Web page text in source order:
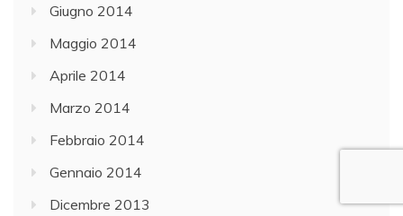
Giugno 2014
Maggio 2014
Aprile 2014
Marzo 2014
Febbraio 2014
Gennaio 2014
Dicembre 2013